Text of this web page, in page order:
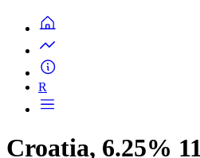
R
Croatia, 6.25%